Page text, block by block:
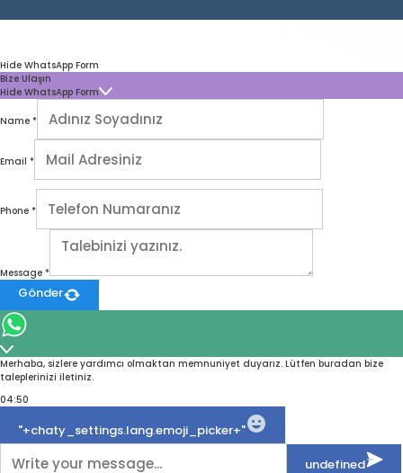
Hide WhatsApp Form
Bize Ulaşın
Hide WhatsApp Form
Name *
Email *
Phone *
Message *
Gönder
Merhaba, sizlere yardımcı olmaktan memnuniyet duyarız. Lütfen buradan bize
taleplerinizi iletiniz.
04:50
"+chaty_settings.lang.emoji_picker+"
undefined